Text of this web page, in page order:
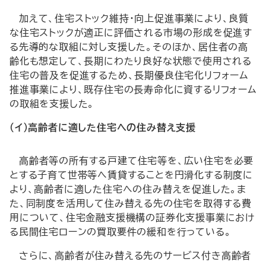
加えて、住宅ストック維持・向上促進事業により、良質
な住宅ストックが適正に評価される市場の形成を促進す
る先導的な取組に対し支援した。そのほか、居住者の高
齢化も想定して、長期にわたり良好な状態で使用される
住宅の普及を促進するため、長期優良住宅化リフォーム
推進事業により、既存住宅の長寿命化に資するリフォーム
の取組を支援した。
（イ）高齢者に適した住宅への住み替え支援
高齢者等の所有する戸建て住宅等を、広い住宅を必要
とする子育て世帯等へ賃貸することを円滑化する制度に
より、高齢者に適した住宅への住み替えを促進した。ま
た、同制度を活用して住み替える先の住宅を取得する費
用について、住宅金融支援機構の証券化支援事業におけ
る民間住宅ローンの買取要件の緩和を行っている。
さらに、高齢者が住み替える先のサービス付き高齢者